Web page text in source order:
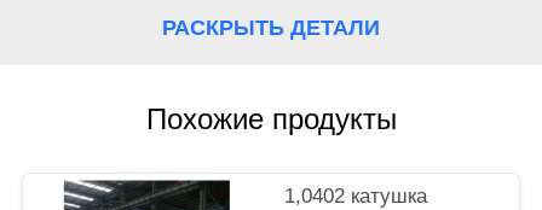
РАСКРЫТЬ ДЕТАЛИ
Похожие продукты
1,0402 катушка